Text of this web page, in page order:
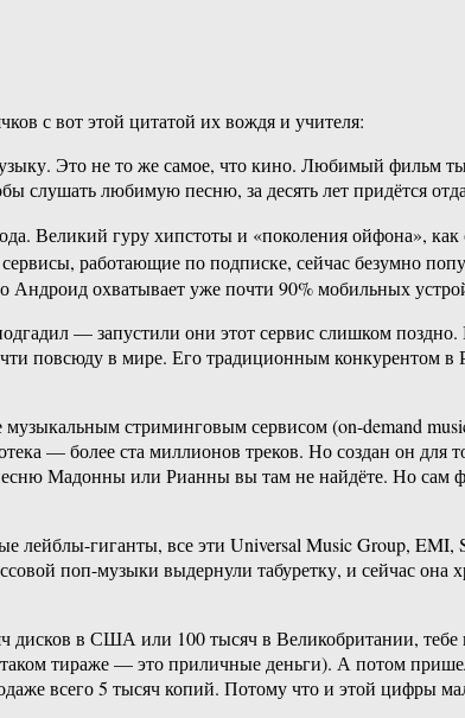
с вот этой цитатой их вождя и учителя:
Это не то же самое, что кино. Любимый фильм
слушать любимую песню, за десять лет придётся
Великий гуру хипстоты и «поколения ойфона»,
работающие по подписке, сейчас безумно
Андроид охватывает уже почти 90% мобильных
— запустили они этот сервис слишком
повсюду в мире. Его традиционным конкурентом
стриминговым сервисом (on-demand
— более ста миллионов треков. Но создан он
Мадонны или Рианны вы там не найдёте. Но сам
лейблы-гиганты, все эти Universal Music Group,
поп-музыки выдернули табуретку, и сейчас
в США или 100 тысяч в Великобритании,
тираже — это приличные деньги). А потом
всего 5 тысяч копий. Потому что и этой цифры